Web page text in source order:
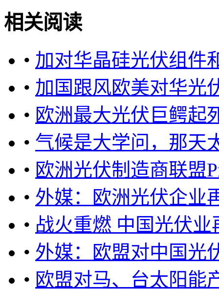
相关阅读
• 加对华晶硅光伏组件
• 加国跟风欧美对华光
• 欧洲最大光伏巨鳄起
• 气候是大学问，那天
• 欧洲光伏制造商联盟
• 外媒：欧洲光伏企业
• 战火重燃 中国光伏业
• 外媒：欧盟对中国光
• 欧盟对马、台太阳能